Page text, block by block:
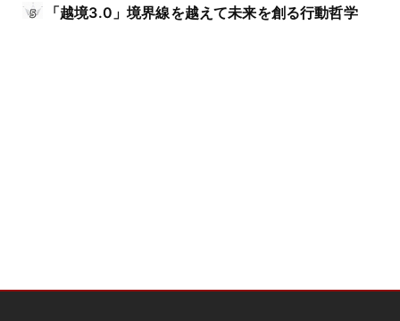
「越境3.0」境界線を越えて未来を創る行動哲学